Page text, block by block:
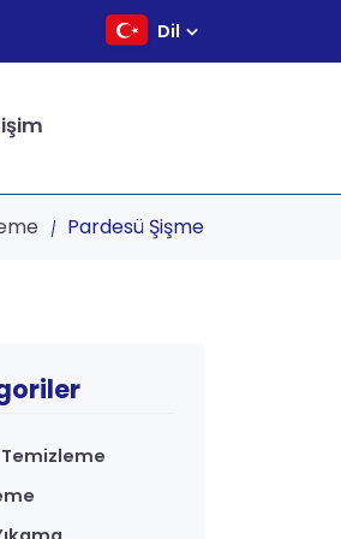
Dil
Pardesü Şişme